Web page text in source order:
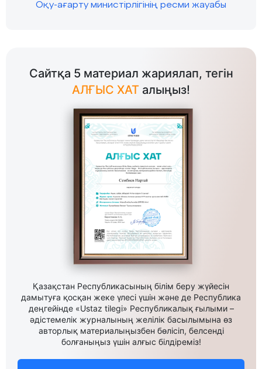
Оқу-ағарту министірлігінің ресми жауабы
Сайтқа 5 материал жариялап, тегін
АЛҒЫС ХАТ алыңыз!
Қазақстан Республикасының білім беру жүйесін
дамытуға қосқан жеке үлесі үшін және де Республика
деңгейінде «Ustaz tilegi» Республикалық ғылыми –
әдістемелік журналының желілік басылымына өз
авторлық материалыңызбен бөлісіп, белсенді
болғаныңыз үшін алғыс білдіреміз!